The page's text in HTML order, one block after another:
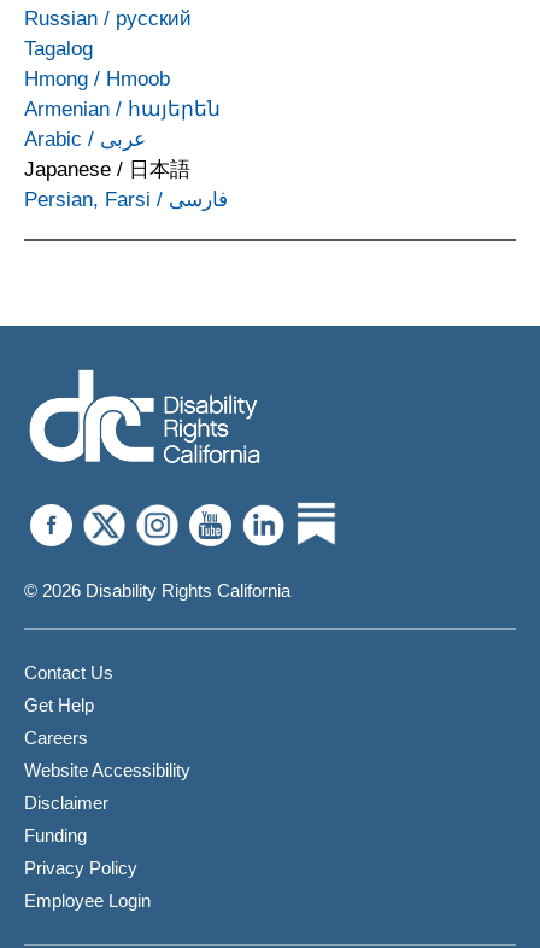
Russian / русский
Tagalog
Hmong / Hmoob
Armenian / հայերեն
Arabic / عربى
Japanese / 日本語
Persian, Farsi / فارسی
© 2026 Disability Rights California
Contact Us
Get Help
Careers
Website Accessibility
Disclaimer
Funding
Privacy Policy
Employee Login